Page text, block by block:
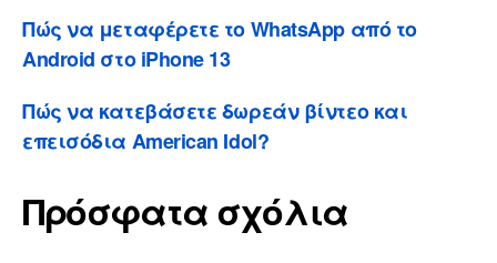
Πώς να μεταφέρετε το WhatsApp από το
Android στο iPhone 13
Πώς να κατεβάσετε δωρεάν βίντεο και
επεισόδια American Idol?
Πρόσφατα σχόλια